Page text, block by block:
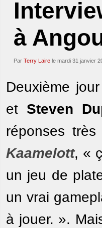
à
Par Terry Laire le mardi 31 janvier
Deuxième
et Steven
réponses
Kaamelott, «
un jeu de
un vrai
à jouer. ».